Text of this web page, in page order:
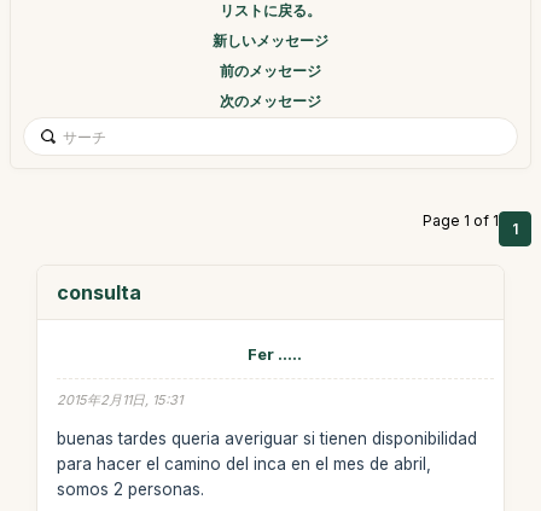
リストに戻る。
新しいメッセージ
前のメッセージ
次のメッセージ
Page 1 of 1 1
consulta
Fer .....
2015年2月11日, 15:31
buenas tardes queria averiguar si tienen disponibilidad
para hacer el camino del inca en el mes de abril,
somos 2 personas.